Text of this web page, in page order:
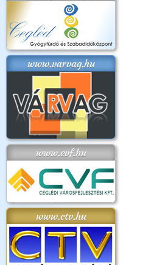
www.varvag.hu
www.cvf.hu
www.ctv.hu